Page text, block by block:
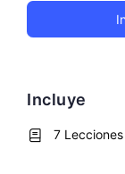
Incluye
7 Lecciones